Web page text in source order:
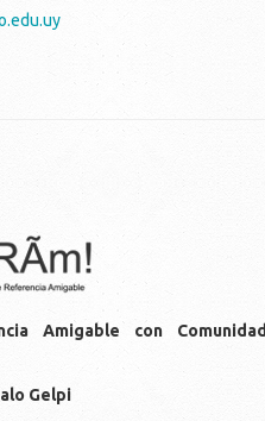
Amigable con Comunidad
Gelpi